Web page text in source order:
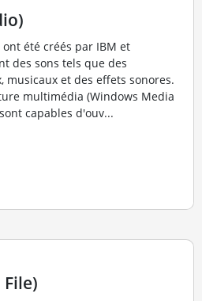
ont été créés par IBM et
des sons tels que des
musicaux et des effets sonores.
multimédia (Windows Media
capables d'ouv...
File)